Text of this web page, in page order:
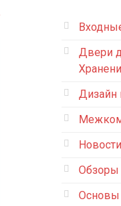
Двери
Дизайн
Новости
Обзоры